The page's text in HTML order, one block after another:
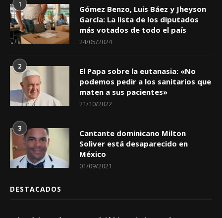
1
Gómez Benzo, Luis Báez y Jheyson
García: La lista de los diputados
más votados de todo el país
24/05/2024
2
El Papa sobre la eutanasia: «No
podemos pedir a los sanitarios que
maten a sus pacientes»
21/10/2022
3
Cantante dominicano Milton
Soliver está desaparecido en
México
01/09/2021
DESTACADOS